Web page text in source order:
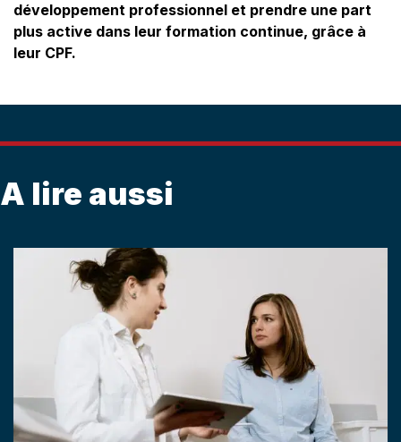
développement professionnel et prendre une part
plus active dans leur formation continue, grâce à
leur CPF.
A lire aussi